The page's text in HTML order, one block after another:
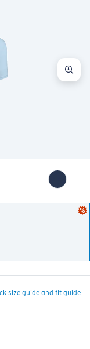
size guide and fit guide